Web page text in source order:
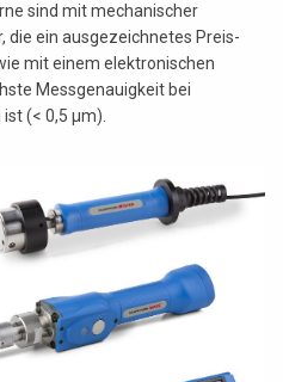
sind mit mechanischer
ein ausgezeichnetes Preis-
mit einem elektronischen
Messgenauigkeit bei
(< 0,5 µm).